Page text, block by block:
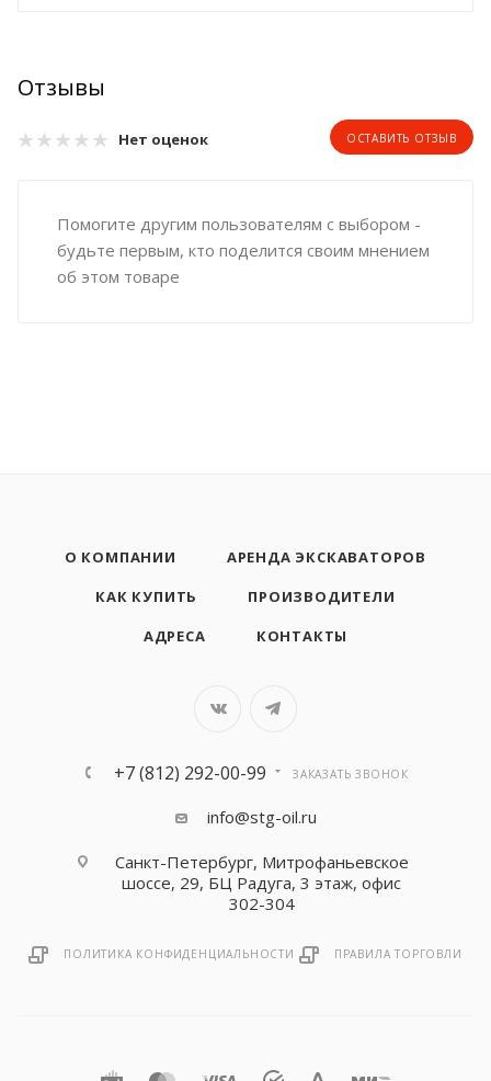
Отзывы
Нет оценок ОСТАВИТЬ ОТЗЫВ
Помогите другим пользователям с выбором -
будьте первым, кто поделится своим мнением
об этом товаре
О КОМПАНИИ
АРЕНДА ЭКСКАВАТОРОВ
КАК КУПИТЬ
ПРОИЗВОДИТЕЛИ
АДРЕСА
КОНТАКТЫ
+7 (812) 292-00-99 ЗАКАЗАТЬ ЗВОНОК
info@stg-oil.ru
Санкт-Петербург, Митрофаньевское
шоссе, 29, БЦ Радуга, 3 этаж, офис
302-304
ПОЛИТИКА КОНФИДЕНЦИАЛЬНОСТИ ПРАВИЛА ТОРГОВЛИ